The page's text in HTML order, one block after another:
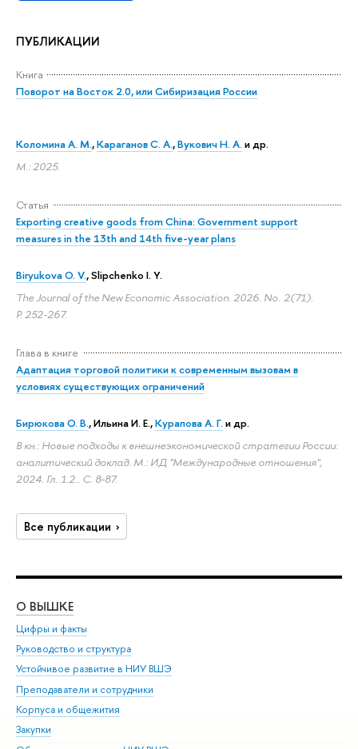
ПУБЛИКАЦИИ
Книга
Поворот на Восток 2.0, или Сибиризация России
Коломина А. М.,Караганов С. А.,Вукович Н. А. и др.
М.: 2025.
Статья
Exporting creative goods from China: Government support
measures in the 13th and 14th five-year plans
Biryukova O. V., Slipchenko I. Y.
The Journal of the New Economic Association. 2026. No. 2(71).
P. 252-267.
Глава в книге
Адаптация торговой политики к современным вызовам в
условиях существующих ограничений
Бирюкова О. В., Ильина И. Е.,Курапова А. Г. и др.
В кн.: Новые подходы к внешнеэкономической стратегии России:
аналитический доклад. М.: ИД "Международные отношения",
2024. Гл. 1.2.. С. 8-87.
Все публикации
О ВЫШКЕ
Цифры и факты
Руководство и структура
Устойчивое развитие в НИУ ВШЭ
Преподаватели и сотрудники
Корпуса и общежития
Закупки